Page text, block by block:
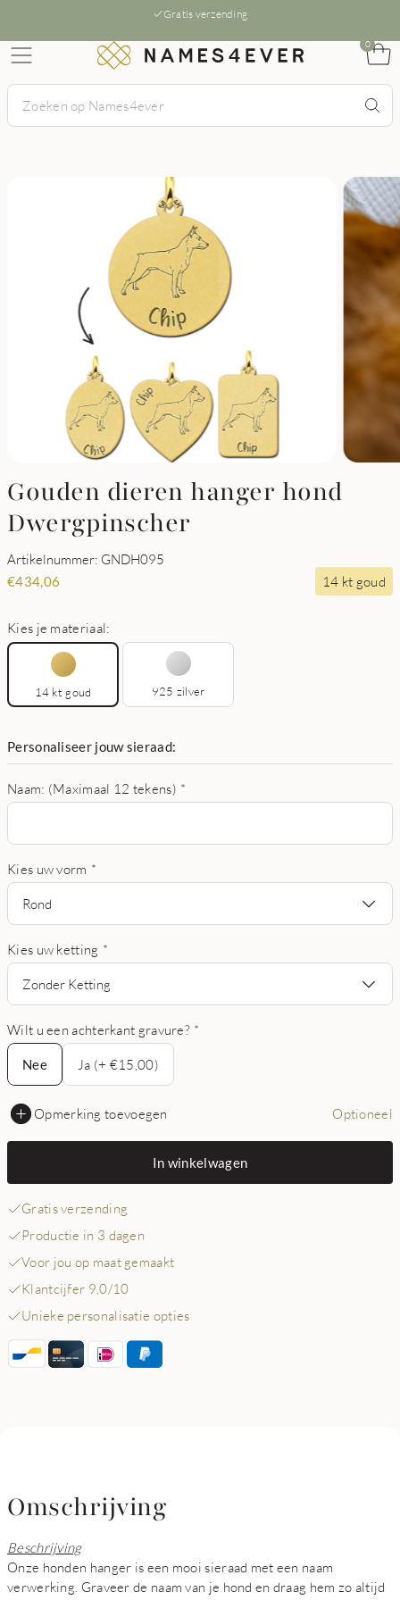
Gratis verzending
0
Gouden dieren hanger hond
Dwergpinscher
Artikelnummer: GNDH095
€434,06 14 kt goud
Kies je materiaal:
14 kt goud 925 zilver
Personaliseer jouw sieraad:
Naam: (Maximaal 12 tekens) *
Kies uw vorm *
Rond
Kies uw ketting *
Zonder Ketting
Wilt u een achterkant gravure? *
Nee
Nee
Ja (+ €15,00)
Opmerking toevoegen Optioneel
In winkelwagen
Gratis verzending
Productie in 3 dagen
Voor jou op maat gemaakt
Klantcijfer 9,0/10
Unieke personalisatie opties
Omschrijving
Beschrijving
Onze honden hanger is een mooi sieraad met een naam
verwerking. Graveer de naam van je hond en draag hem zo altijd